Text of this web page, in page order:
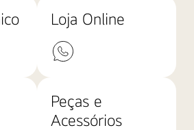
Loja Online
Peças e
Acessórios